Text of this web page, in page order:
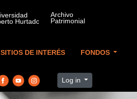
SITIOS DE INTERÉS FONDOS
Log in